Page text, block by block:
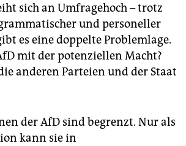
sich an Umfragehoch – trotz
und personeller
es eine doppelte Problemlage.
mit der potenziellen Macht?
anderen Parteien und der Staat
der AfD sind begrenzt. Nur als
kann sie in